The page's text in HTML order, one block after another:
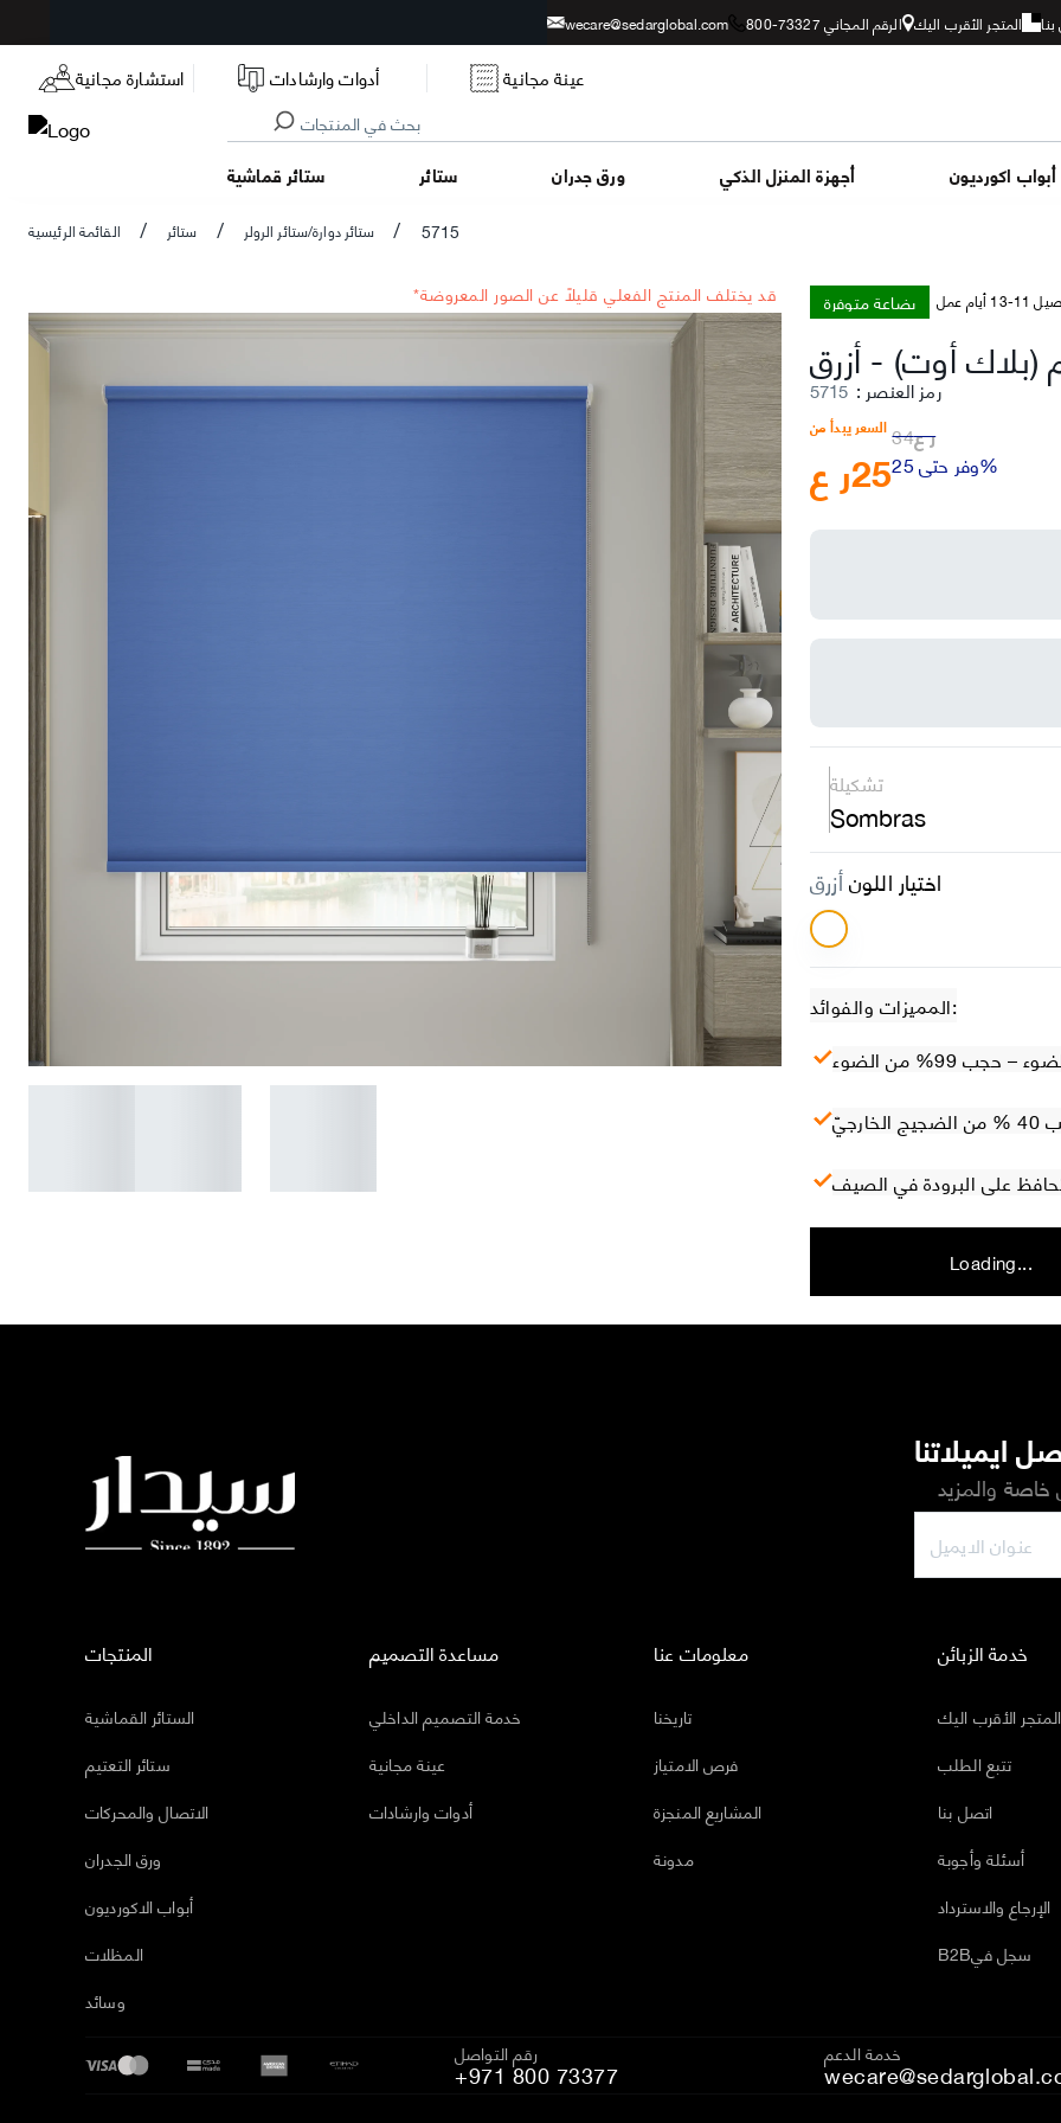
wecare@sedarglobal.com الرقم المجاني 73327-800 المتجر الأقرب اليك
استشارة مجانية أدوات وارشادات عينة مجانية
ستائر قماشية ستائر ورق جدران أجهزة المنزل الذكي أبواب اكورديون
القائمة الرئيسية / ستائر / ستائر دوارة/ستائر الرولر / 5715
*قد يختلف المنتج الفعلي قليلاً عن الصور المعروضة بضاعة متوفرة أيام عمل
(بلاك أوت) -
رمز العنصر :
5715
السعر يبدأ من
ر ع25
ر ع34
وفر حتى 25%
تشكيلة
Sombras
اختيار اللونأزرق
المميزات والفوائد:
حجب 99% من الضوء
على البرودة في الصيف
Loading...
ايميلاتنا
والمزيد
المنتجات
الستائر القماشية
ستائر التعتيم
الاتصال والمحركات
ورق الجدران
أبواب الاكورديون
المظلات
وسائد
مساعدة التصميم
خدمة التصميم الداخلي
عينة مجانية
أدوات وارشادات
معلومات عنا
تاريخنا
فرص الامتياز
المشاريع المنجزة
مدونة
خدمة الزبائن
المتجر الأقرب اليك
تتبع الطلب
اتصل بنا
أسئلة وأجوبة
الإرجاع والاسترداد
B2Bسجل في
رقم التواصل
+971 800 73377
خدمة الدعم